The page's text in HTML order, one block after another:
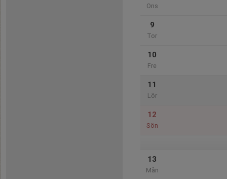
Ons
9
Tor
10
Fre
11
Lör
12
Sön
13
Mån